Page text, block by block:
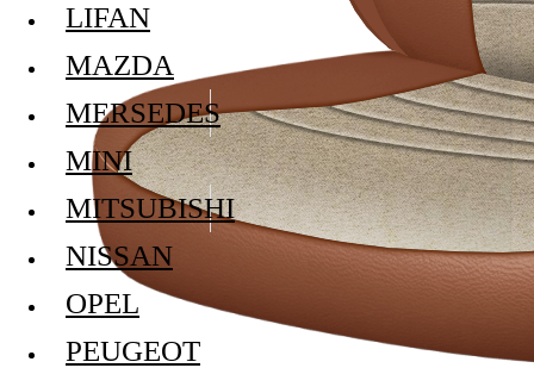
LIFAN
MAZDA
MERSEDES
MINI
MITSUBISHI
NISSAN
OPEL
PEUGEOT